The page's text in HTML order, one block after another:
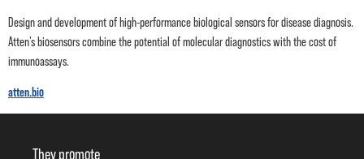
Design and development of high-performance biological sensors for disease diagnosis.
Atten’s biosensors combine the potential of molecular diagnostics with the cost of
immunoassays.
atten.bio
They promote